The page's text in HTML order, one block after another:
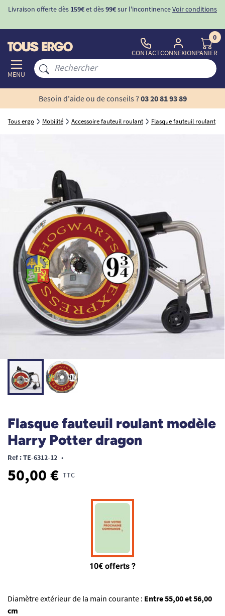
Livraison offerte dès 159€et dès99€sur l'incontinenceVoir conditions
MENU
CONTACTCONNEXION
0
PANIER
Besoin d'aide ou de conseils ? 03 20 81 93 89
Tous ergo Mobilité Accessoire fauteuil roulant Flasque fauteuil roulant
Flasque fauteuil roulant modèle
Harry Potter dragon
Ref : TE-6312-12 •
50,00 € TTC
Diamètre extérieur de la main courante : Entre 55,00 et 56,00
cm